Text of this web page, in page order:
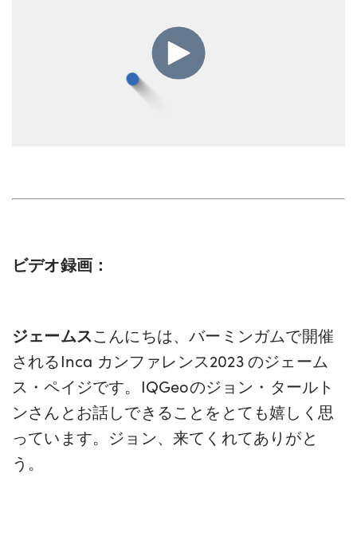
ビデオ録画：
ジェームスこんにちは、バーミンガムで開催
されるInca カンファレンス2023 のジェーム
ス・ペイジです。IQGeoのジョン・タールト
ンさんとお話しできることをとても嬉しく思
っています。ジョン、来てくれてありがと
う。